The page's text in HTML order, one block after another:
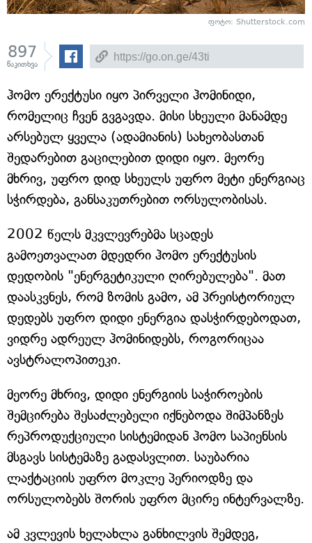
ფოტო: Shutterstock.com
897
წაკითხვა
ჰომო ერექტუსი იყო პირველი ჰომინიდი,
რომელიც ჩვენ გვგავდა. მისი სხეული მანამდე
არსებულ ყველა (ადამიანის) სახეობასთან
შედარებით გაცილებით დიდი იყო. მეორე
მხრივ, უფრო დიდ სხეულს უფრო მეტი ენერგიაც
სჭირდება, განსაკუთრებით ორსულობისას.
2002 წელს მკვლევრებმა სცადეს
გამოეთვალათ მდედრი ჰომო ერექტუსის
დედობის "ენერგეტიკული ღირებულება". მათ
დაასკვნეს, რომ ზომის გამო, ამ პრეისტორიულ
დედებს უფრო დიდი ენერგია დასჭირდებოდათ,
ვიდრე ადრეულ ჰომინიდებს, როგორიცაა
ავსტრალოპითეკი.
მეორე მხრივ, დიდი ენერგიის საჭიროების
შემცირება შესაძლებელი იქნებოდა შიმპანზეს
რეპროდუქციული სისტემიდან ჰომო საპიენსის
მსგავს სისტემაზე გადასვლით. საუბარია
ლაქტაციის უფრო მოკლე პერიოდზე და
ორსულობებს შორის უფრო მცირე ინტერვალზე.
ამ კვლევის ხელახლა განხილვის შემდეგ,